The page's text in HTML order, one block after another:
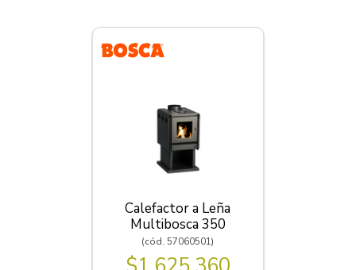
Calefactor a Leña
Multibosca 350
(cód. 57060501)